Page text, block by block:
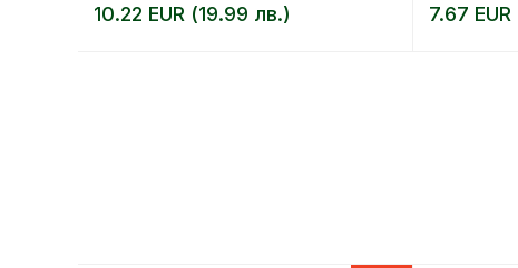
10.22 EUR (19.99 лв.) 7.67